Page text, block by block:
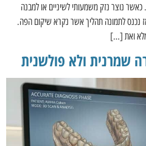
נוצר נזק משמעותי לשיניים או למבנה
נכנס לתמונה תהליך אשר נקרא שיקום הפה.
ואת […]
שמרנית ולא פולשנית